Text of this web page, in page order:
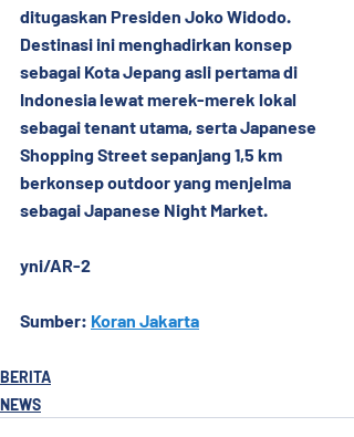
ditugaskan Presiden Joko Widodo.
Destinasi ini menghadirkan konsep
sebagai Kota Jepang asli pertama di
Indonesia lewat merek-merek lokal
sebagai tenant utama, serta Japanese
Shopping Street sepanjang 1,5 km
berkonsep outdoor yang menjelma
sebagai Japanese Night Market.
yni/AR-2
Sumber: Koran Jakarta
BERITA
NEWS